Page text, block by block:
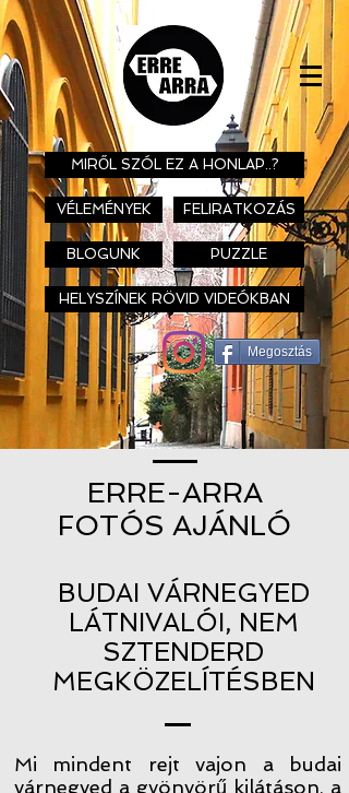
MIRŐL SZÓL EZ A HONLAP..?
VÉLEMÉNYEK FELIRATKOZÁS
BLOGUNK PUZZLE
HELYSZÍNEK RÖVID VIDEÓKBAN
Megosztás
ERRE-ARRA
FOTÓS AJÁNLÓ
BUDAI VÁRNEGYED
LÁTNIVALÓI, NEM
SZTENDERD
MEGKÖZELÍTÉSBEN
Mi mindent rejt vajon a budai
várnegyed a gyönyörű kilátáson, a